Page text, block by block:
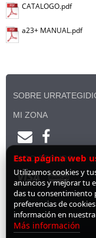
CATALOGO.pdf
a23+ MANUAL.pdf
SOBRE
MI ZONA
PAGO SEGURO
Esta página web
Utilizamos cookies y
anuncios y mejorar tu
das tu consentimiento
preferencias de
información en
Más información